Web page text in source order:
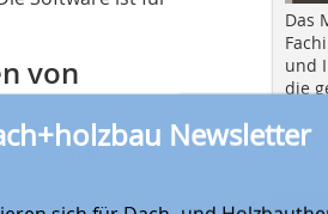
von
Hakenklinge
Rooffox mit
„Flat Roof Fox“ ein
Newsletter
Das
und
die
Hier